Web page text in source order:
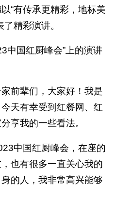
“有传承更精彩，地标美
精彩演讲。
中国红厨峰会”上的演讲
前辈们，大家好！我是
天有幸受到红餐网、红
享我的一些看法。
中国红厨峰会，在座的
也有很多一直关心我的
的人，我非常高兴能够